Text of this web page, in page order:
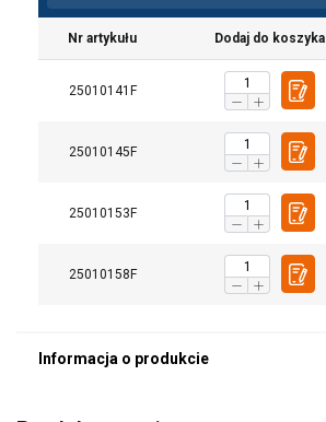
Nr artykułu Dodaj do koszyka
25010141F
25010145F
25010153F
25010158F
Materiał:
Dodatkowa informacja: